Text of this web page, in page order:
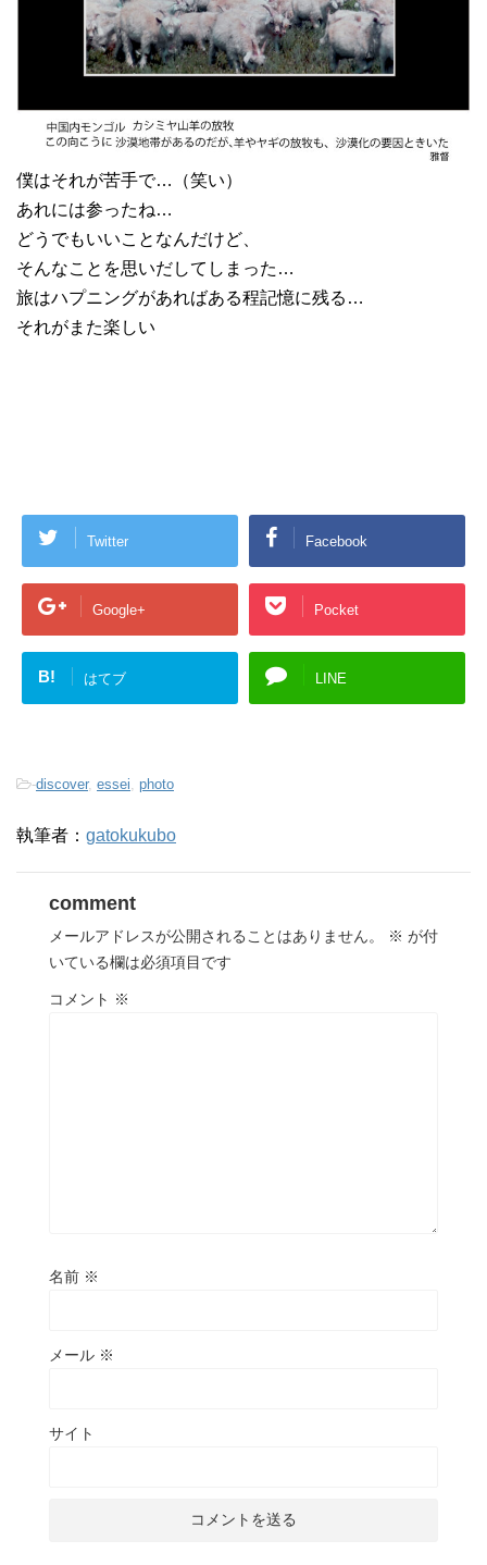
僕はそれが苦手で…（笑い）
あれには参ったね…
どうでもいいことなんだけど、
そんなことを思いだしてしまった…
旅はハプニングがあればある程記憶に残る…
それがまた楽しい
Twitter Facebook
Google+ Pocket
B! はてブ LINE
-discover, essei, photo
執筆者： gatokukubo
comment
メールアドレスが公開されることはありません。 ※ が付
いている欄は必須項目です
コメント ※
名前 ※
メール ※
サイト